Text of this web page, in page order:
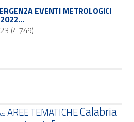
EVENTI METROLOGICI
(4.749)
AREE TEMATICHECalabria